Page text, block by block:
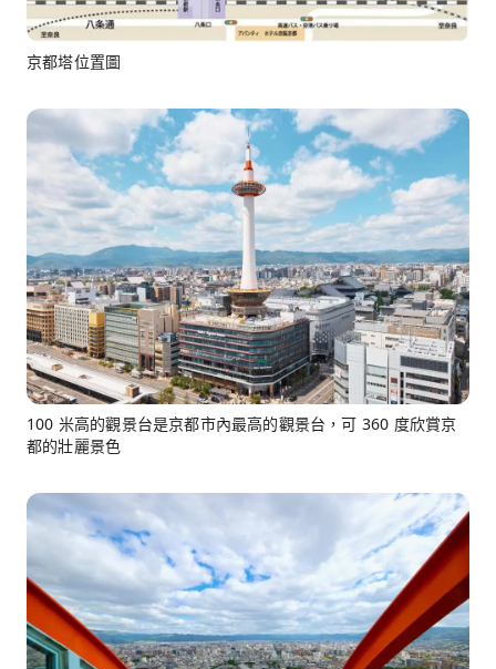
京都塔位置圖
100 米高的觀景台是京都市內最高的觀景台，可 360 度欣賞京
都的壯麗景色